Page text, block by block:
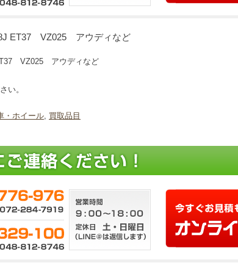
ET37 VZ025 アウディなど
VZ025 アウディなど
い。
・ホイール, 買取品目